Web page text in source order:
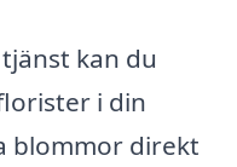
kan du
i din
blommor direkt